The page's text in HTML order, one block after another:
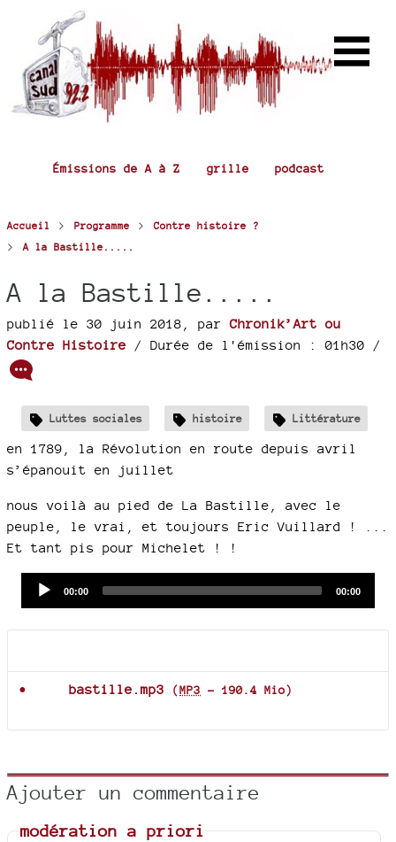
Émissions de A à Z grille podcast
Accueil > Programme > Contre histoire ?
> A la Bastille.....
A la Bastille.....
publié le 30 juin 2018 parChronik’Art ou
Contre Histoire
/ Durée de l'émission : 01h30 /
Luttes sociales histoire Littérature
en 1789, la Révolution en route depuis avril
s’épanouit en juillet
nous voilà au pied de La Bastille, avec le
peuple, le vrai, et toujours Eric Vuillard ! ...
Et tant pis pour Michelet ! !
Current
00:00
Total
00:00
bastille.mp3 (MP3 - 190.4 Mio)
Ajouter un commentaire
modération a priori